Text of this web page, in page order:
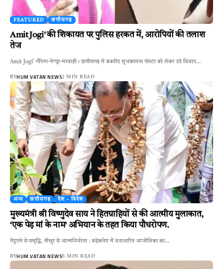
FEATURED छत्तीसगढ़
Amit Jogi’ की शिकायत पर पुलिस हरकत में, आरोपियों की तलाश
तेज
Amit Jogi' गौरेला-पेण्ड्रा-मरवाही। छत्तीसगढ़ में बकरीद शुभकामना पोस्टर को लेकर उठे विवाद…
BYHUM VATAN NEWS2 MIN READ
अन्य छत्तीसगढ़ देश - विदेश
मुख्यमंत्री श्री विष्णुदेव साय ने हितग्राहियों से की आत्मीय मुलाकात,
‘एक पेड़ मां के नाम’ अभियान के तहत किया पौधरोपण.
तेंदूपत्ते से समृद्धि, तीखुर से आत्मनिर्भरता : बड़ेकनेरा में वनाधारित आजीविका का…
BYHUM VATAN NEWS6 MIN READ